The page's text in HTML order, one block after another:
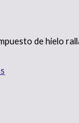
de hielo